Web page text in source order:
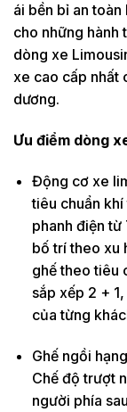
ái bền bỉ an
cho những hành
dòng xe
xe cao cấp nhất
dương.
Ưu điểm dòng
Động cơ xe
tiêu chuẩn
phanh điện
bố trí theo xu
ghế theo tiêu
sắp xếp 2 +
của từng
Ghế ngồi
Chế độ trượt
người phía